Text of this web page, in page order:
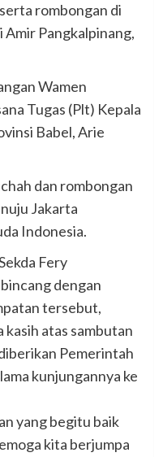
rombongan di
Pangkalpinang,
Wamen
Tugas (Plt) Kepala
Babel, Arie
dan rombongan
Jakarta
Indonesia.
Fery
dengan
tersebut,
kasih atas sambutan
Pemerintah
kunjungannya ke
yang begitu baik
kita berjumpa